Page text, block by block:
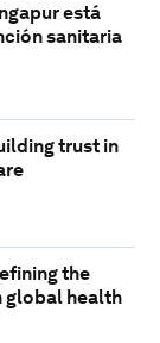
está
sanitaria
trust in
the
global health